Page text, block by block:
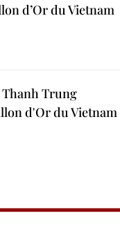
d’Or du Vietnam
Trung
d'Or du Vietnam